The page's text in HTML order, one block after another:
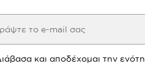
και αποδέχομαι την